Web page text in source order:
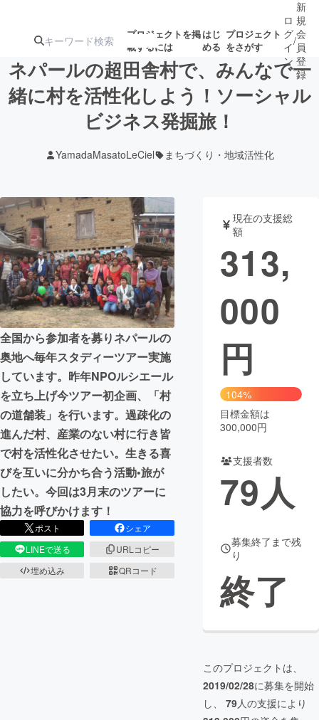
プロジェクトを掲
載するには
はじ
める
プロジェクト
をさがす
注目のリ 注目の新着プロ募集終了が近いプ
テクノロジー・ガジェット
映像・映画 書籍・雑誌
ビジネス・起業 チャレンジ
まちづくり・地域活性化
CAMPFIRE for Social Good
CAMPFIRE Creation
CAMPFIREふるさと納税machi-ya コミュニティ
ロ
グ
イ
ン
/
新
規
会
員
登
録
ネパールの超田舎村で、みんなで一
緒に村を活性化しよう！ソーシャル
ビジネス発掘旅！
YamadaMasatoLeCiel まちづくり・地域活性化
全国から参加者を募りネパールの
奥地へ毎年スタディーツアー実施
しています。昨年NPOルシエール
を立ち上げ今ツアー初企画、「村
の道舗装」を行います。過疎化の
進んだ村、産業のない村に行き皆
で村を活性化させたい。生きる喜
びを互いに分かち合う活動•旅が
したい。今回は3月末のツアーに
協力を呼びかけます！
ポスト
シェア
LINEで送る
URLコピー
埋め込み
QRコード
現在の支援総
額
313,
000
円
104%
目標金額は
300,000円
支援者数
79人
募集終了まで残
り
終了
このプロジェクトは、
2019/02/28に募集を開始
し、 79人の支援により